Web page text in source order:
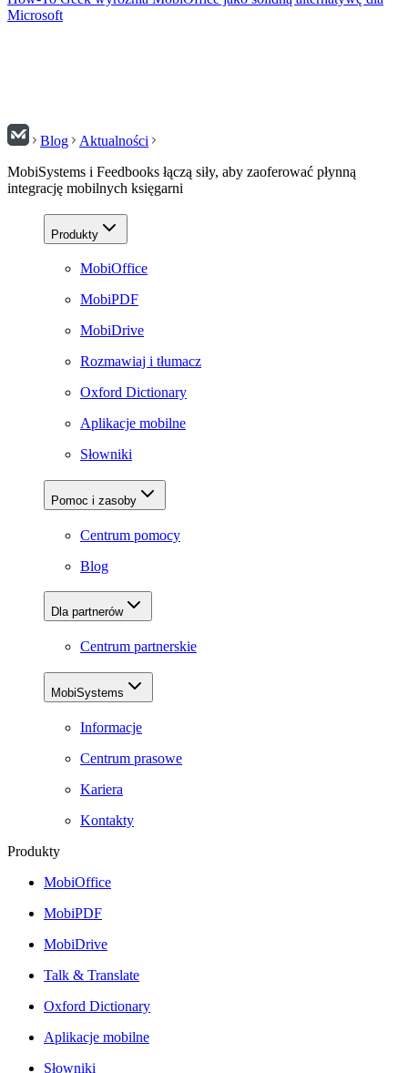
Microsoft
Blog
Aktualności
MobiSystems i Feedbooks łączą siły, aby zaoferować płynną
integrację mobilnych księgarni
Produkty
MobiOffice
MobiPDF
MobiDrive
Rozmawiaj i tłumacz
Oxford Dictionary
Aplikacje mobilne
Słowniki
Pomoc i zasoby
Centrum pomocy
Blog
Dla partnerów
Centrum partnerskie
MobiSystems
Informacje
Centrum prasowe
Kariera
Kontakty
Produkty
MobiOffice
MobiPDF
MobiDrive
Talk & Translate
Oxford Dictionary
Aplikacje mobilne
Słowniki